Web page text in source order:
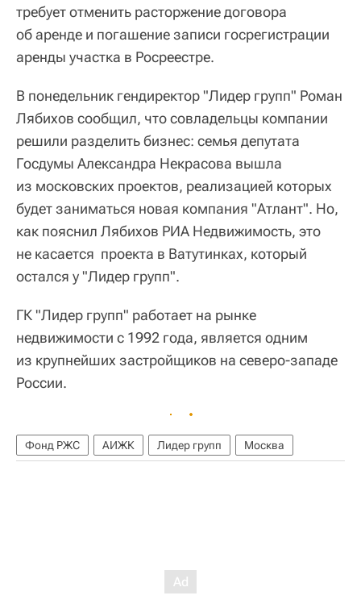
требует отменить расторжение договора
об аренде и погашение записи госрегистрации
аренды участка в Росреестре.
В понедельник гендиректор "Лидер групп" Роман
Лябихов сообщил, что совладельцы компании
решили разделить бизнес: семья депутата
Госдумы Александра Некрасова вышла
из московских проектов, реализацией которых
будет заниматься новая компания "Атлант". Но,
как пояснил Лябихов РИА Недвижимость, это
не касается проекта в Ватутинках, который
остался у "Лидер групп".
ГК "Лидер групп" работает на рынке
недвижимости с 1992 года, является одним
из крупнейших застройщиков на северо-западе
России.
Фонд РЖС АИЖК Лидер групп Москва